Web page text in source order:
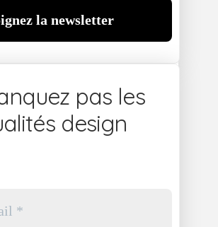
pas les
design